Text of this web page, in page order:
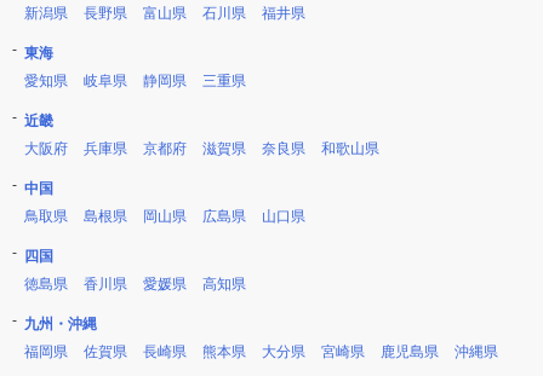
新潟県
長野県 富山県 石川県 福井県
東海
愛知県
岐阜県 静岡県 三重県
近畿
大阪府
兵庫県 京都府 滋賀県 奈良県 和歌山県
中国
鳥取県
島根県 岡山県 広島県 山口県
四国
徳島県
香川県 愛媛県 高知県
九州・沖縄
福岡県
佐賀県 長崎県 熊本県 大分県 宮崎県 鹿児島県 沖縄県